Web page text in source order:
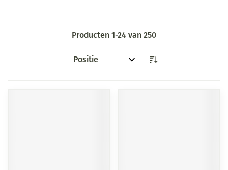
Producten 1-24 van 250
Sorteer op: